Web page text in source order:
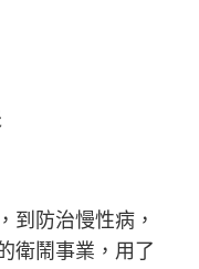
防治慢性病，
衛鬧事業，用了